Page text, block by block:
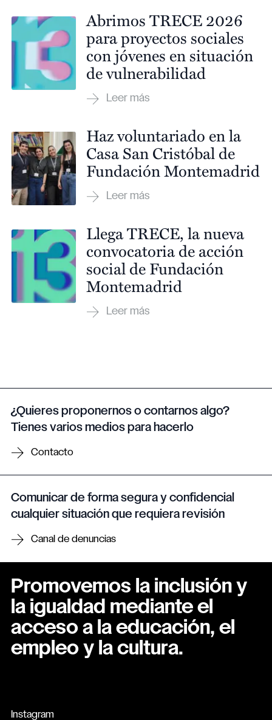
Abrimos TRECE 2026
para proyectos sociales
con jóvenes en situación
de vulnerabilidad
Haz voluntariado en la
Casa San Cristóbal de
Fundación Montemadrid
Llega TRECE, la nueva
convocatoria de acción
social de Fundación
Montemadrid
¿Quieres proponernos o contarnos algo?
Tienes varios medios para hacerlo
Contacto
Comunicar de forma segura y confidencial
cualquier situación que requiera revisión
Canal de denuncias
Promovemos la inclusión y
la igualdad mediante el
acceso a la educación, el
empleo y la cultura.
Instagram